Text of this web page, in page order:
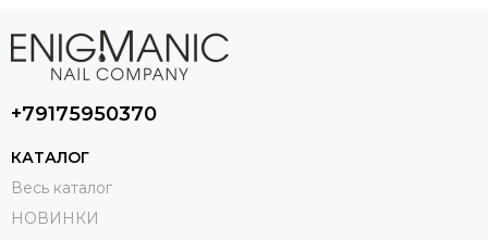
+79175950370
КАТАЛОГ
Весь каталог
НОВИНКИ